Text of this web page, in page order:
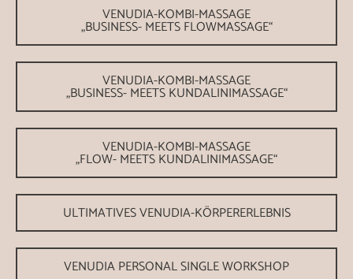
VENUDIA-KOMBI-MASSAGE
„BUSINESS- MEETS FLOWMASSAGE“
VENUDIA-KOMBI-MASSAGE
„BUSINESS- MEETS KUNDALINIMASSAGE“
VENUDIA-KOMBI-MASSAGE
„FLOW- MEETS KUNDALINIMASSAGE“
ULTIMATIVES VENUDIA-KÖRPERERLEBNIS
VENUDIA PERSONAL SINGLE WORKSHOP